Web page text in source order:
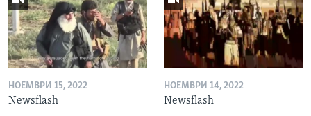
НОЕМВРИ 15, 2022
Newsflash
НОЕМВРИ 14, 2022
Newsflash